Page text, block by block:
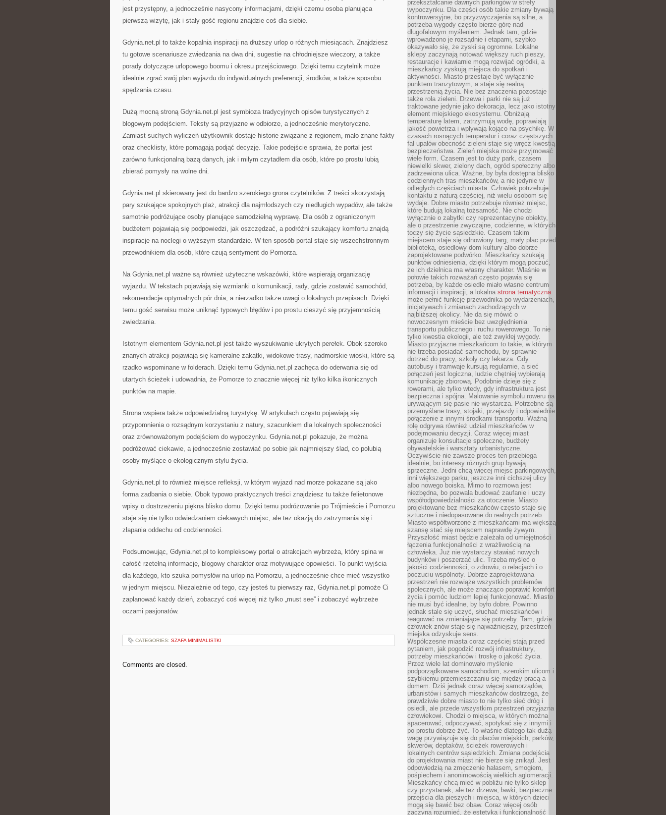
jest przystępny, a jednocześnie nasycony informacjami, dzięki czemu osoba planująca
pierwszą wizytę, jak i stały gość regionu znajdzie coś dla siebie.
Gdynia.net.pl to także kopalnia inspiracji na dłuższy urlop o różnych miesiącach. Znajdziesz
tu gotowe scenariusze zwiedzania na dwa dni, sugestie na chłodniejsze wieczory, a także
porady dotyczące urlopowego boomu i okresu przejściowego. Dzięki temu czytelnik może
idealnie zgrać swój plan wyjazdu do indywidualnych preferencji, środków, a także sposobu
spędzania czasu.
Dużą mocną stroną Gdynia.net.pl jest symbioza tradycyjnych opisów turystycznych z
blogowym podejściem. Teksty są przyjazne w odbiorze, a jednocześnie merytoryczne.
Zamiast suchych wyliczeń użytkownik dostaje historie związane z regionem, mało znane fakty
oraz checklisty, które pomagają podjąć decyzję. Takie podejście sprawia, że portal jest
zarówno funkcjonalną bazą danych, jak i miłym czytadłem dla osób, które po prostu lubią
zbierać pomysły na wolne dni.
Gdynia.net.pl skierowany jest do bardzo szerokiego grona czytelników. Z treści skorzystają
pary szukające spokojnych plaż, atrakcji dla najmłodszych czy niedługich wypadów, ale także
samotnie podróżujące osoby planujące samodzielną wyprawę. Dla osób z ograniczonym
budżetem pojawiają się podpowiedzi, jak oszczędzać, a podróżni szukający komfortu znajdą
inspiracje na noclegi o wyższym standardzie. W ten sposób portal staje się wszechstronnym
przewodnikiem dla osób, które czują sentyment do Pomorza.
Na Gdynia.net.pl ważne są również użyteczne wskazówki, które wspierają organizację
wyjazdu. W tekstach pojawiają się wzmianki o komunikacji, rady, gdzie zostawić samochód,
rekomendacje optymalnych pór dnia, a nierzadko także uwagi o lokalnych przepisach. Dzięki
temu gość serwisu może uniknąć typowych błędów i po prostu cieszyć się przyjemnością
zwiedzania.
Istotnym elementem Gdynia.net.pl jest także wyszukiwanie ukrytych perełek. Obok szeroko
znanych atrakcji pojawiają się kameralne zakątki, widokowe trasy, nadmorskie wioski, które są
rzadko wspominane w folderach. Dzięki temu Gdynia.net.pl zachęca do oderwania się od
utartych ścieżek i udowadnia, że Pomorze to znacznie więcej niż tylko kilka ikonicznych
punktów na mapie.
Strona wspiera także odpowiedzialną turystykę. W artykułach często pojawiają się
przypomnienia o rozsądnym korzystaniu z natury, szacunkiem dla lokalnych społeczności
oraz zrównoważonym podejściem do wypoczynku. Gdynia.net.pl pokazuje, że można
podróżować ciekawie, a jednocześnie zostawiać po sobie jak najmniejszy ślad, co polubią
osoby myślące o ekologicznym stylu życia.
Gdynia.net.pl to również miejsce refleksji, w którym wyjazd nad morze pokazane są jako
forma zadbania o siebie. Obok typowo praktycznych treści znajdziesz tu także felietonowe
wpisy o dostrzeżeniu piękna blisko domu. Dzięki temu podróżowanie po Trójmieście i Pomorzu
staje się nie tylko odwiedzaniem ciekawych miejsc, ale też okazją do zatrzymania się i
złapania oddechu od codzienności.
Podsumowując, Gdynia.net.pl to kompleksowy portal o atrakcjach wybrzeża, który spina w
całość rzetelną informację, blogowy charakter oraz motywujące opowieści. To punkt wyjścia
dla każdego, kto szuka pomysłów na urlop na Pomorzu, a jednocześnie chce mieć wszystko
w jednym miejscu. Niezależnie od tego, czy jesteś tu pierwszy raz, Gdynia.net.pl pomoże Ci
zaplanować każdy dzień, zobaczyć coś więcej niż tylko „must see” i zobaczyć wybrzeże
oczami pasjonatów.
CATEGORIES: SZAFA MINIMALISTKI
Comments are closed.
przekształcanie dawnych parkingów w strefy
wypoczynku. Dla części osób takie zmiany bywają
kontrowersyjne, bo przyzwyczajenia są silne, a
potrzeba wygody często bierze górę nad
długofalowym myśleniem. Jednak tam, gdzie
wprowadzono je rozsądnie i etapami, szybko
okazywało się, że zyski są ogromne. Lokalne
sklepy zaczynają notować większy ruch pieszy,
restauracje i kawiarnie mogą rozwijać ogródki, a
mieszkańcy zyskują miejsca do spotkań i
aktywności. Miasto przestaje być wyłącznie
punktem tranzytowym, a staje się realną
przestrzenią życia. Nie bez znaczenia pozostaje
także rola zieleni. Drzewa i parki nie są już
traktowane jedynie jako dekoracja, lecz jako istotny
element miejskiego ekosystemu. Obniżają
temperaturę latem, zatrzymują wodę, poprawiają
jakość powietrza i wpływają kojąco na psychikę. W
czasach rosnących temperatur i coraz częstszych
fal upałów obecność zieleni staje się wręcz kwestią
bezpieczeństwa. Zieleń miejska może przyjmować
wiele form. Czasem jest to duży park, czasem
niewielki skwer, zielony dach, ogród społeczny albo
zadrzewiona ulica. Ważne, by była dostępna blisko
codziennych tras mieszkańców, a nie jedynie w
odległych częściach miasta. Człowiek potrzebuje
kontaktu z naturą częściej, niż wielu osobom się
wydaje. Dobre miasto potrzebuje również miejsc,
które budują lokalną tożsamość. Nie chodzi
wyłącznie o zabytki czy reprezentacyjne obiekty,
ale o przestrzenie zwyczajne, codzienne, w których
toczy się życie sąsiedzkie. Czasem takim
miejscem staje się odnowiony targ, mały plac przed
biblioteką, osiedlowy dom kultury albo dobrze
zaprojektowane podwórko. Mieszkańcy szukają
punktów odniesienia, dzięki którym mogą poczuć,
że ich dzielnica ma własny charakter. Właśnie w
połowie takich rozważań często pojawia się
potrzeba, by każde osiedle miało własne centrum
informacji i inspiracji, a lokalna strona tematyczna
może pełnić funkcję przewodnika po wydarzeniach,
inicjatywach i zmianach zachodzących w
najbliższej okolicy. Nie da się mówić o
nowoczesnym mieście bez uwzględnienia
transportu publicznego i ruchu rowerowego. To nie
tylko kwestia ekologii, ale też zwykłej wygody.
Miasto przyjazne mieszkańcom to takie, w którym
nie trzeba posiadać samochodu, by sprawnie
dotrzeć do pracy, szkoły czy lekarza. Gdy
autobusy i tramwaje kursują regularnie, a sieć
połączeń jest logiczna, ludzie chętniej wybierają
komunikację zbiorową. Podobnie dzieje się z
rowerami, ale tylko wtedy, gdy infrastruktura jest
bezpieczna i spójna. Malowanie symbolu roweru na
urywającym się pasie nie wystarcza. Potrzebne są
przemyślane trasy, stojaki, przejazdy i odpowiednie
połączenie z innymi środkami transportu. Ważną
rolę odgrywa również udział mieszkańców w
podejmowaniu decyzji. Coraz więcej miast
organizuje konsultacje społeczne, budżety
obywatelskie i warsztaty urbanistyczne.
Oczywiście nie zawsze proces ten przebiega
idealnie, bo interesy różnych grup bywają
sprzeczne. Jedni chcą więcej miejsc parkingowych,
inni większego parku, jeszcze inni cichszej ulicy
albo nowego boiska. Mimo to rozmowa jest
niezbędna, bo pozwala budować zaufanie i uczy
współodpowiedzialności za otoczenie. Miasto
projektowane bez mieszkańców często staje się
sztuczne i niedopasowane do realnych potrzeb.
Miasto współtworzone z mieszkańcami ma większą
szansę stać się miejscem naprawdę żywym.
Przyszłość miast będzie zależała od umiejętności
łączenia funkcjonalności z wrażliwością na
człowieka. Już nie wystarczy stawiać nowych
budynków i poszerzać ulic. Trzeba myśleć o
jakości codzienności, o zdrowiu, o relacjach i o
poczuciu wspólnoty. Dobrze zaprojektowana
przestrzeń nie rozwiąże wszystkich problemów
społecznych, ale może znacząco poprawić komfort
życia i pomóc ludziom lepiej funkcjonować. Miasto
nie musi być idealne, by było dobre. Powinno
jednak stale się uczyć, słuchać mieszkańców i
reagować na zmieniające się potrzeby. Tam, gdzie
człowiek znów staje się najważniejszy, przestrzeń
miejska odzyskuje sens.
Współczesne miasta coraz częściej stają przed
pytaniem, jak pogodzić rozwój infrastruktury,
potrzeby mieszkańców i troskę o jakość życia.
Przez wiele lat dominowało myślenie
podporządkowane samochodom, szerokim ulicom i
szybkiemu przemieszczaniu się między pracą a
domem. Dziś jednak coraz więcej samorządów,
urbanistów i samych mieszkańców dostrzega, że
prawdziwie dobre miasto to nie tylko sieć dróg i
osiedli, ale przede wszystkim przestrzeń przyjazna
człowiekowi. Chodzi o miejsca, w których można
spacerować, odpoczywać, spotykać się z innymi i
po prostu dobrze żyć. To właśnie dlatego tak dużą
wagę przywiązuje się do placów miejskich, parków,
skwerów, deptaków, ścieżek rowerowych i
lokalnych centrów sąsiedzkich. Zmiana podejścia
do projektowania miast nie bierze się znikąd. Jest
odpowiedzią na zmęczenie hałasem, smogiem,
pośpiechem i anonimowością wielkich aglomeracji.
Mieszkańcy chcą mieć w pobliżu nie tylko sklep
czy przystanek, ale też drzewa, ławki, bezpieczne
przejścia dla pieszych i miejsca, w których dzieci
mogą się bawić bez obaw. Coraz więcej osób
zaczyna rozumieć, że estetyka i funkcjonalność